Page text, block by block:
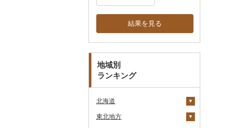
結果を見る
地域別
ランキング
北海道
安平町
東北地方